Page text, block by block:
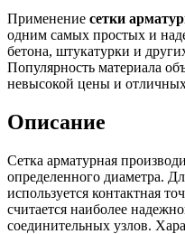
Применение сетки
одним самых простых и
бетона, штукатурки и
Популярность материала
невысокой цены и
Описание
Сетка арматурная
определенного диаметра.
используется контактная
считается наиболее
соединительных узлов.